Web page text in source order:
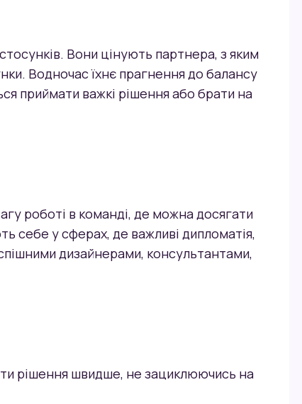
Вони цінують партнера, з яким
Водночас їхнє прагнення до балансу
приймати важкі рішення або брати на
роботі в команді, де можна досягати
себе у сферах, де важливі дипломатія,
дизайнерами, консультантами,
рішення швидше, не зациклюючись на